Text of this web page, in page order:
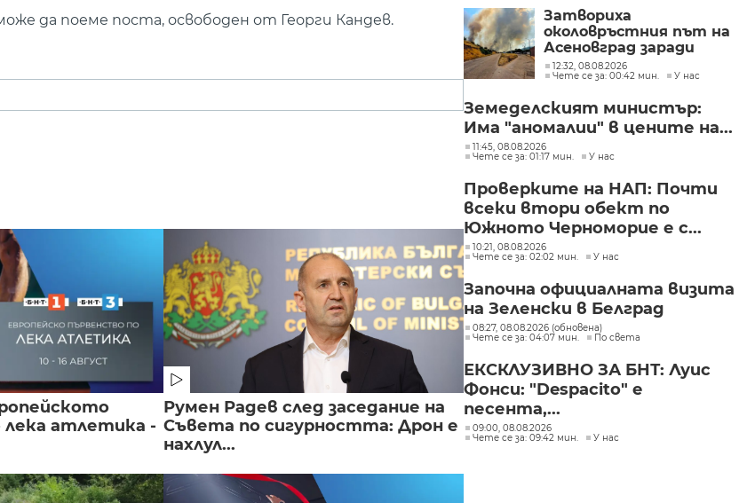
да поеме поста, освободен от Георги Кандев.
атлетика -
Румен Радев след заседание на
Съвета по сигурността: Дрон е
нахлул...
Затвориха
околовръстния път на
Асеновград заради
пожар (СНИМКИ)
12:32, 08.08.2026
Чете се за: 00:42 мин.
У нас
Земеделският министър:
Има "аномалии" в цените на...
11:45, 08.08.2026
Чете се за: 01:17 мин.
У нас
Проверките на НАП: Почти
всеки втори обект по
Южното Черноморие е с...
10:21, 08.08.2026
Чете се за: 02:02 мин.
У нас
Започна официалната визита
на Зеленски в Белград
08:27, 08.08.2026 (обновена)
Чете се за: 04:07 мин.
По света
ЕКСКЛУЗИВНО ЗА БНТ: Луис
Фонси: "Despacito" е
песента,...
09:00, 08.08.2026
Чете се за: 09:42 мин.
У нас